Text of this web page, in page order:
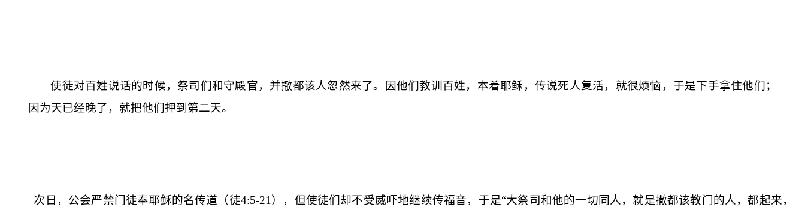
使徒对百姓说话的时候，祭司们和守殿官，并撒都该人忽然来了。因他们教训百姓，本着耶稣，传说死人复活，就很烦恼，于是下手拿住他们；
因为天已经晚了，就把他们押到第二天。
次日，公会严禁门徒奉耶稣的名传道（徒4:5-21 ），但使徒们却不受威吓地继续传福音，于是“大祭司和他的一切同人，就是撒都该教门的人，都起来，